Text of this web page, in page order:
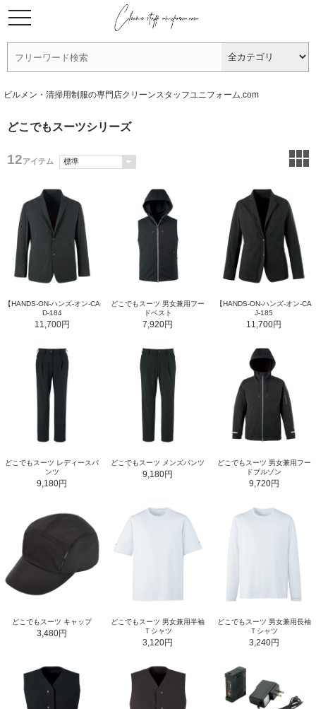
ビルメン・清掃用制服の専門店クリーンスタッフユニフォーム.com
どこでもスーツシリーズ
12アイテム
【HANDS-ON-ハンズ-オン-CA
D-184
11,700円
どこでもスーツ 男女兼用フー
ドベスト
7,920円
【HANDS-ON-ハンズ-オン-CA
J-185
11,700円
どこでもスーツ レディースパ
ンツ
9,180円
どこでもスーツ メンズパンツ
9,180円
どこでもスーツ 男女兼用フー
ドブルゾン
9,720円
どこでもスーツ キャップ
3,480円
どこでもスーツ 男女兼用半袖
Ｔシャツ
3,120円
どこでもスーツ 男女兼用長袖
Ｔシャツ
3,240円